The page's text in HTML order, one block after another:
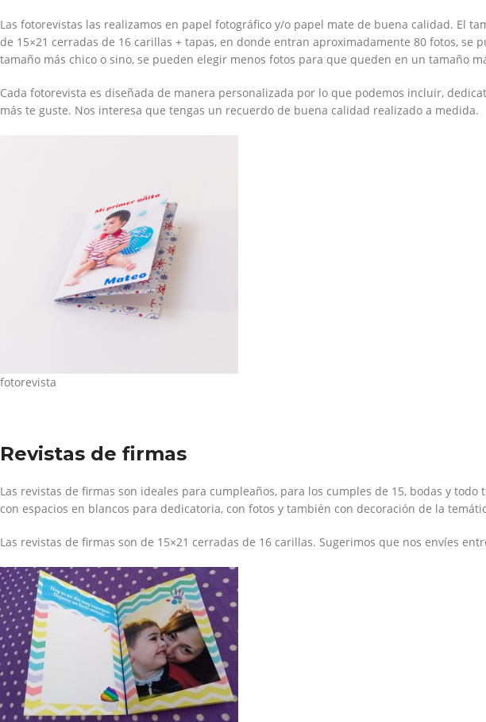
Las fotorevistas las realizamos en papel fotográfico y/o papel mate de buena calidad. El
de 15×21 cerradas de 16 carillas + tapas, en donde entran aproximadamente 80 fotos, se
tamaño más chico o sino, se pueden elegir menos fotos para que queden en un tamaño
Cada fotorevista es diseñada de manera personalizada por lo que podemos incluir,
más te guste. Nos interesa que tengas un recuerdo de buena calidad realizado a medida.
fotorevista
Revistas de firmas
Las revistas de firmas son ideales para cumpleaños, para los cumples de 15, bodas y todo
con espacios en blancos para dedicatoria, con fotos y también con decoración de la
Las revistas de firmas son de 15×21 cerradas de 16 carillas. Sugerimos que nos envíes